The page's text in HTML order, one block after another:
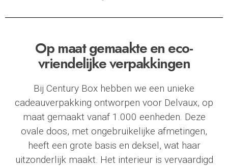
Op maat gemaakte en eco-
vriendelijke verpakkingen
Bij Century Box hebben we een unieke
cadeauverpakking ontworpen voor Delvaux, op
maat gemaakt vanaf 1.000 eenheden. Deze
ovale doos, met ongebruikelijke afmetingen,
heeft een grote basis en deksel, wat haar
uitzonderlijk maakt. Het interieur is vervaardigd